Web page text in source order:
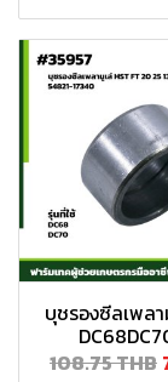
บุชรองซีลเพลา
108.75 THB